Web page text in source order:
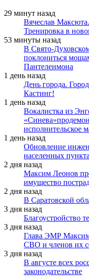
29 минут назад
Вячеслав
Тренировка в
53 минуты назад
В Свято-
поклониться
Пантелеимона
1 день назад
День города.
Кастинг!
1 день назад
Вокалистка из
исполнительское
1 день назад
Обновление
населенных
2 дня назад
Максим Леонов
имущество
2 дня назад
В Саратовской
3 дня назад
Благоустройство
3 дня назад
Глава ЭМР Максим
СВО и членов их
3 дня назад
В августе всех
законодательстве